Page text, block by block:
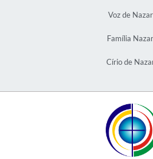
Voz de
Família
Círio de